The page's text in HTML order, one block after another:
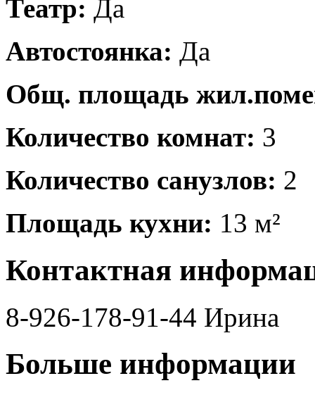
Театр: Да
Автостоянка: Да
Общ. площадь
Количество комнат: 3
Количество санузлов: 2
Площадь кухни: 13 м²
Контактная
8-926-178-91-44 Ирина
Больше информации